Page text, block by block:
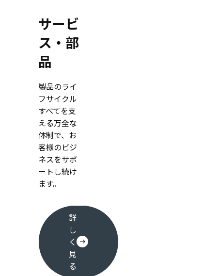
サービ
ス・部
品
製品のライ
フサイクル
すべてを支
える万全な
体制で、お
客様のビジ
ネスをサポ
ートし続け
ます。
詳
し
く
見
る